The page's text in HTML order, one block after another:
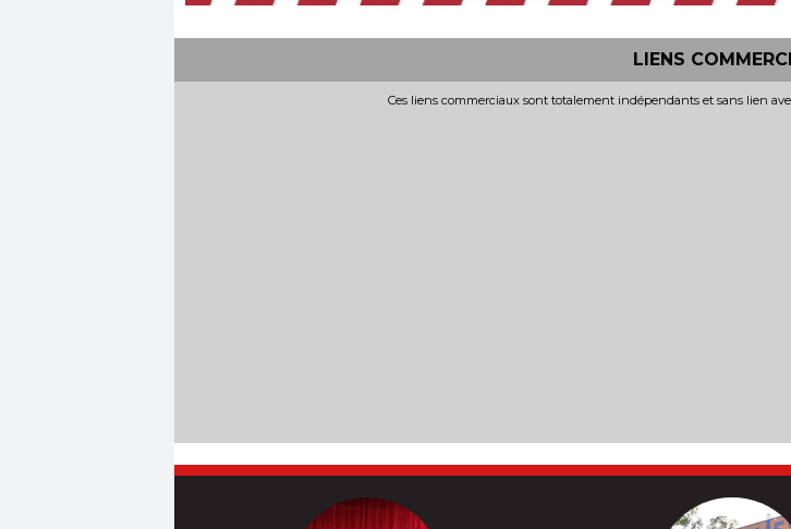
LIENS
Ces liens commerciaux sont totalement indépendants et sans lien